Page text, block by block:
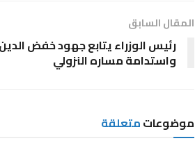
المقال السابق
رئيس الوزراء يتابع جهود خفض
واستدامة مساره النزولي
موضوعاتمتعلقة